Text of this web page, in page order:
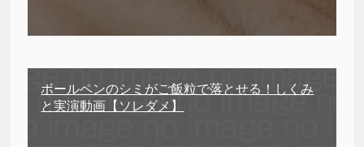
ボールペンのシミがご飯粒で落とせる！しくみ
と実演動画【ソレダメ】